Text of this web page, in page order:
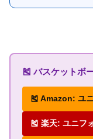
🎽 バスケットボ
🎽 Amazon: ユ
🎽 楽天: ユニフ